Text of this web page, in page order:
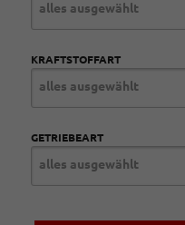
alles ausgewählt
KRAFTSTOFFART
alles ausgewählt
GETRIEBEART
alles ausgewählt